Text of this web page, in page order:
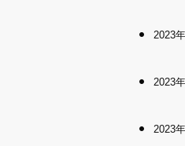
2023
2023
2023